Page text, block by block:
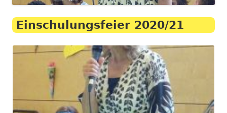
Einschulungsfeier 2020/21